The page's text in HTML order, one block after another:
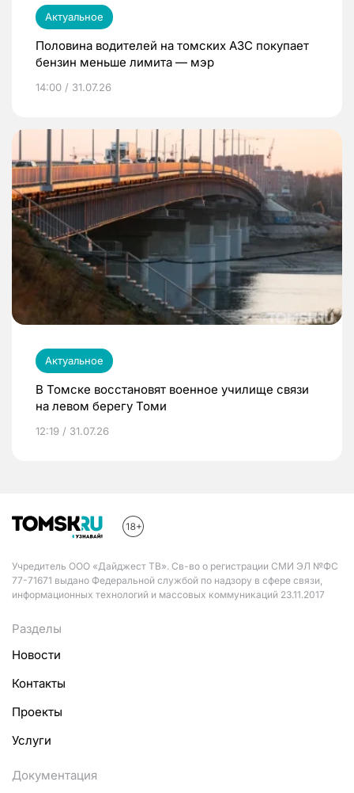
Актуальное
Половина водителей на томских АЗС покупает
бензин меньше лимита — мэр
14:00 / 31.07.26
Актуальное
В Томске восстановят военное училище связи
на левом берегу Томи
12:19 / 31.07.26
Учредитель ООО «Дайджест ТВ». Св-во о регистрации СМИ ЭЛ №ФС
77-71671 выдано Федеральной службой по надзору в сфере связи,
информационных технологий и массовых коммуникаций 23.11.2017
Разделы
Новости
Контакты
Проекты
Услуги
Документация